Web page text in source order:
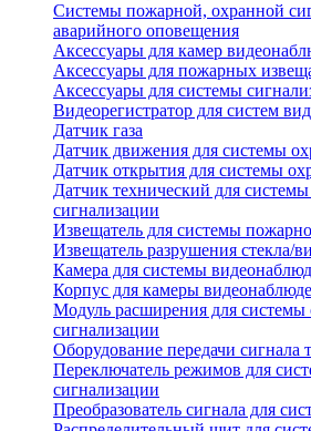
Системы пожарной, охранной
аварийного оповещения
Аксессуары для камер
Аксессуары для пожарных
Аксессуары для системы
Видеорегистратор для систем
Датчик газа
Датчик движения для системы
Датчик открытия для системы
Датчик технический для
сигнализации
Извещатель для системы
Извещатель разрушения стекла/
Камера для системы
Корпус для камеры
Модуль расширения для системы
сигнализации
Оборудование передачи сигнала
Переключатель режимов для
сигнализации
Преобразователь сигнала для